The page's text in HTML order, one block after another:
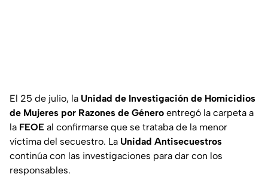
El 25 de julio, la Unidad de Investigación de Homicidios
de Mujeres por Razones de Género entregó la carpeta a
la FEOE al confirmarse que se trataba de la menor
víctima del secuestro. La Unidad Antisecuestros
continúa con las investigaciones para dar con los
responsables.